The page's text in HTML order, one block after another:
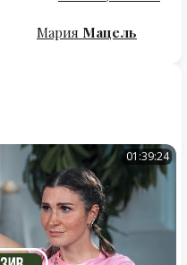
Мария Мацель
01:39:24